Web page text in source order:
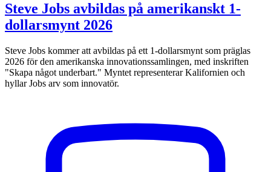
Steve Jobs avbildas på amerikanskt 1-
dollarsmynt 2026
Steve Jobs kommer att avbildas på ett 1-dollarsmynt som präglas
2026 för den amerikanska innovationssamlingen, med inskriften
"Skapa något underbart." Myntet representerar Kalifornien och
hyllar Jobs arv som innovatör.